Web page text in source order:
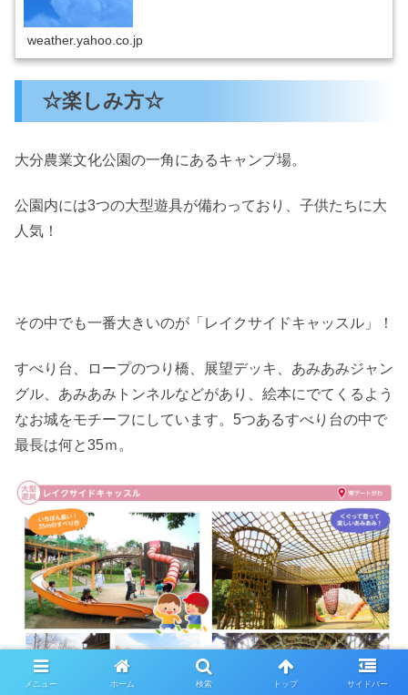
weather.yahoo.co.jp
☆楽しみ方☆
大分農業文化公園の一角にあるキャンプ場。
公園内には3つの大型遊具が備わっており、子供たちに大
人気！
その中でも一番大きいのが「レイクサイドキャッスル」！
すべり台、ロープのつり橋、展望デッキ、あみあみジャン
グル、あみあみトンネルなどがあり、絵本にでてくるよう
なお城をモチーフにしています。5つあるすべり台の中で
最長は何と35ｍ。
メニュー ホーム 検索 トップ サイドバー